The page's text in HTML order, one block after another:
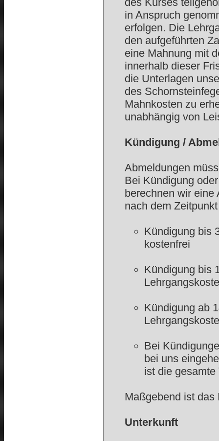
in Anspruch
erfolgen. Die
den aufgeführten
eine Mahnung mit
innerhalb dieser
die Unterlagen
des
Mahnkosten zu
unabhängig von
Kündigung /
Abmeldungen
Bei Kündigung
berechnen wir
nach dem
Kündigung bis
kostenfrei
Kündigung bis
Kündigung ab
Bei
bei uns
ist die
Maßgebend ist das
Unterkunft